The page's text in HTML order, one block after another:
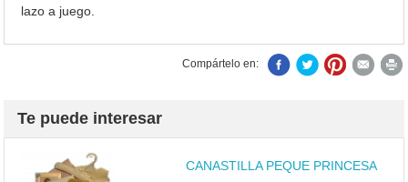
lazo a juego.
Compártelo en:
Te puede interesar
CANASTILLA PEQUE PRINCESA